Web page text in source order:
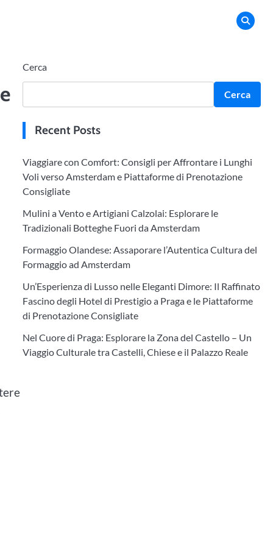
Cerca
Cerca
Recent Posts
Viaggiare con Comfort: Consigli per Affrontare i Lunghi
Voli verso Amsterdam e Piattaforme di Prenotazione
Consigliate
Mulini a Vento e Artigiani Calzolai: Esplorare le
Tradizionali Botteghe Fuori da Amsterdam
Formaggio Olandese: Assaporare l’Autentica Cultura del
Formaggio ad Amsterdam
Un’Esperienza di Lusso nelle Eleganti Dimore: Il Raffinato
Fascino degli Hotel di Prestigio a Praga e le Piattaforme
di Prenotazione Consigliate
Nel Cuore di Praga: Esplorare la Zona del Castello – Un
Viaggio Culturale tra Castelli, Chiese e il Palazzo Reale